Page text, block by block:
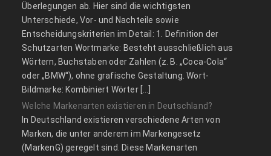
Überlegungen ab. Hier sind die wichtigsten
Unterschiede, Vor- und Nachteile sowie
Entscheidungskriterien im Detail: 1. Definition der
Schutzarten Wortmarke: Besteht ausschließlich aus
Wörtern, Buchstaben oder Zahlen (z. B. „Coca-Cola“
oder „BMW“), ohne grafische Gestaltung. Wort-
Bildmarke: Kombiniert Wörter […]
Welche Markenarten existieren in Deutschland?
In Deutschland existieren verschiedene Arten von
Marken, die unter anderem im Markengesetz
(MarkenG) geregelt sind. Diese Markenarten